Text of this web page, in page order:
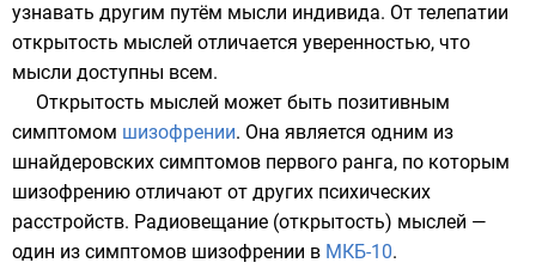
узнавать другим путём мысли индивида. От телепатии
открытость мыслей отличается уверенностью, что
мысли доступны всем.
Открытость мыслей может быть позитивным
симптомом шизофрении. Она является одним из
шнайдеровских симптомов первого ранга, по которым
шизофрению отличают от других психических
расстройств. Радиовещание (открытость) мыслей —
один из симптомов шизофрении в МКБ-10.